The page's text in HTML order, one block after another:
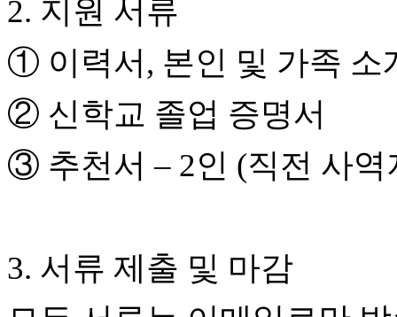
리
아
뉴
스
신
규
제
휴
료
만
2. 지원 서류
① 이력서 , 본인 및 가족 소
② 신학교 졸업 증명서
③ 추천서– 2인 (직전 사
3. 서류 제출 및 마감